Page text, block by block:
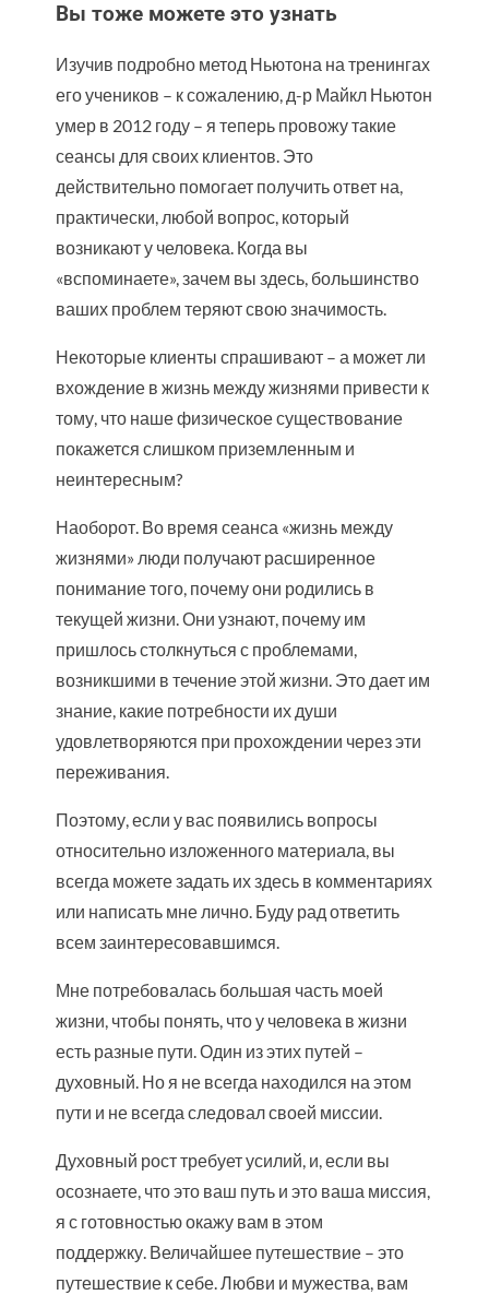
Вы тоже можете это узнать
Изучив подробно метод Ньютона на тренингах
его учеников – к сожалению, д-р Майкл Ньютон
умер в 2012 году – я теперь провожу такие
сеансы для своих клиентов. Это
действительно помогает получить ответ на,
практически, любой вопрос, который
возникают у человека. Когда вы
«вспоминаете», зачем вы здесь, большинство
ваших проблем теряют свою значимость.
Некоторые клиенты спрашивают – а может ли
вхождение в жизнь между жизнями привести к
тому, что наше физическое существование
покажется слишком приземленным и
неинтересным?
Наоборот. Во время сеанса «жизнь между
жизнями» люди получают расширенное
понимание того, почему они родились в
текущей жизни. Они узнают, почему им
пришлось столкнуться с проблемами,
возникшими в течение этой жизни. Это дает им
знание, какие потребности их души
удовлетворяются при прохождении через эти
переживания.
Поэтому, если у вас появились вопросы
относительно изложенного материала, вы
всегда можете задать их здесь в комментариях
или написать мне лично. Буду рад ответить
всем заинтересовавшимся.
Мне потребовалась большая часть моей
жизни, чтобы понять, что у человека в жизни
есть разные пути. Один из этих путей –
духовный. Но я не всегда находился на этом
пути и не всегда следовал своей миссии.
Духовный рост требует усилий, и, если вы
осознаете, что это ваш путь и это ваша миссия,
я с готовностью окажу вам в этом
поддержку. Величайшее путешествие – это
путешествие к себе. Любви и мужества, вам